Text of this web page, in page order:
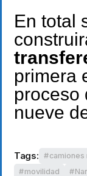
En total
primera
proceso
nueve
Tags: camiones
movilidad